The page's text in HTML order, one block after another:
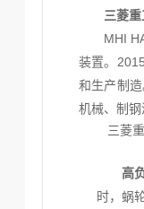
三菱
MHI
装置。
和生产制
机械、制
三菱
高
时，蜗